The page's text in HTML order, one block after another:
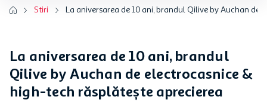
Stiri La aniversarea de 10 ani, brandul Qilive by Auchan
La aniversarea de 10 ani, brandul
Qilive by Auchan de electrocasnice &
high-tech răsplătește aprecierea